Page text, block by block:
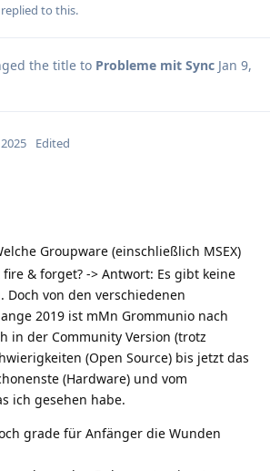
replied to this.
the title to Probleme mit Sync Jan 9,
Edited
Groupware (einschließlich MSEX)
& forget? -> Antwort: Es gibt keine
Doch von den verschiedenen
2019 ist mMn Grommunio nach
in der Community Version (trotz
(Open Source) bis jetzt das
(Hardware) und vom
ich gesehen habe.
grade für Anfänger die Wunden